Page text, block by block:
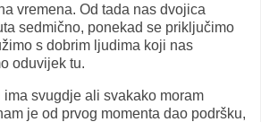
vremena. Od tada nas dvojica
sedmično, ponekad se priključimo
s dobrim ljudima koji nas
oduvijek tu.
svugdje ali svakako moram
je od prvog momenta dao podršku,